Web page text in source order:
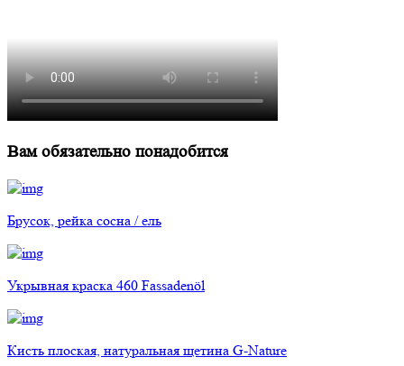
Вам обязательно понадобится
Брусок, рейка сосна / ель
Укрывная краска 460 Fassadenöl
Кисть плоская, натуральная щетина G-Nature